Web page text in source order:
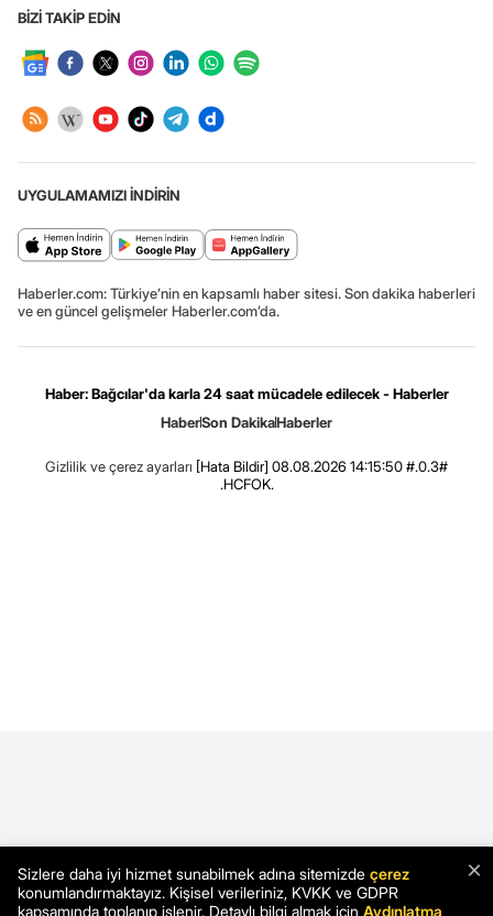
BİZİ TAKİP EDİN
UYGULAMAMIZI İNDİRİN
Haberler.com: Türkiye’nin en kapsamlı haber sitesi. Son dakika haberleri
ve en güncel gelişmeler Haberler.com’da.
Haber: Bağcılar'da karla 24 saat mücadele edilecek - Haberler
HaberSon DakikaHaberler
Gizlilik ve çerez ayarları [Hata Bildir] 08.08.2026 14:15:50 #.0.3#
.HCFOK.
×
Sizlere daha iyi hizmet sunabilmek adına sitemizde çerez
konumlandırmaktayız. Kişisel verileriniz, KVKK ve GDPR
kapsamında toplanıp işlenir. Detaylı bilgi almak için Aydınlatma